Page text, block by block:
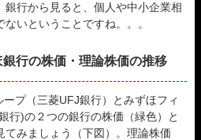
銀行から見ると、個人や中小企業相
いということですね。。。
行の株価・理論株価の推移
プ（三菱UFJ銀行）とみずほフィ
行)の２つの銀行の株価（緑色）と
みましょう（下図）。理論株価